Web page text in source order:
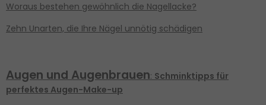
Woraus bestehen gewöhnlich die Nagellacke?
Zehn Unarten, die Ihre Nägel unnötig schädigen
Augen und Augenbrauen: Schminktipps für
perfektes Augen-Make-up